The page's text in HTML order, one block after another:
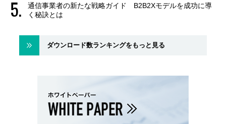
通信事業者の新たな戦略ガイド B2B2Xモデルを成功に導
く秘訣とは
ダウンロード数ランキングをもっと見る